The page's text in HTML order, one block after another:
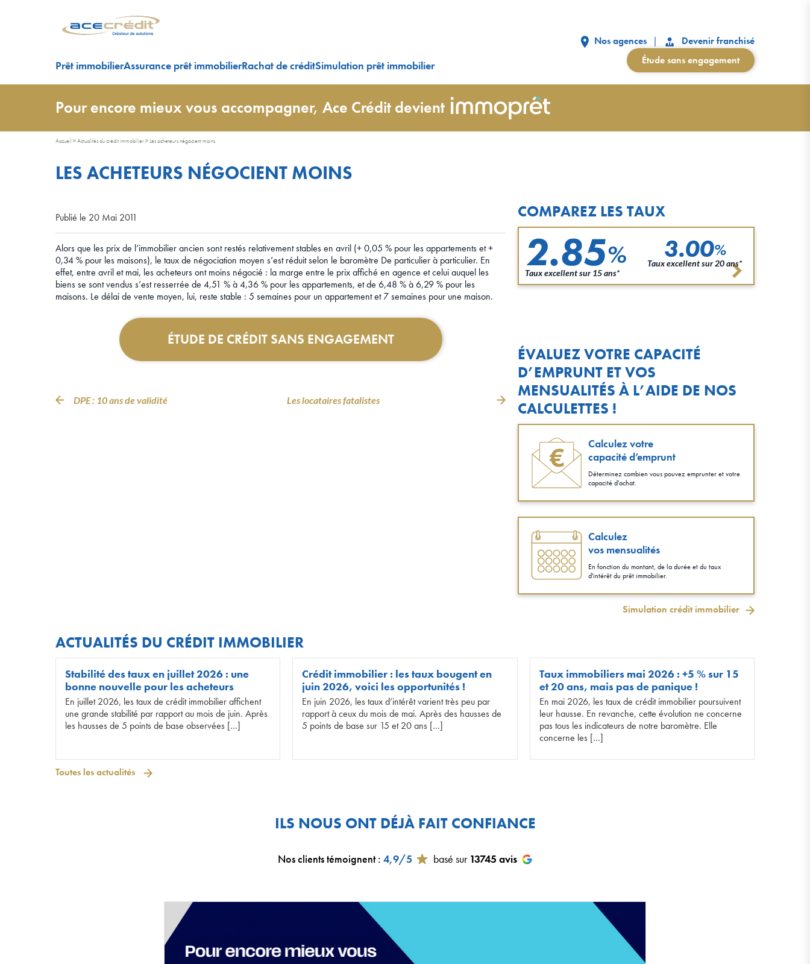
Prêt immobilierAssurance prêt immobilierRachat de créditSimulation prêt immobilier
Nos agences
Devenir franchisé
Étude sans engagement
Pour encore mieux vous accompagner, Ace Crédit devient
Accueil >Actualités du crédit immobilier> Les acheteurs négocient moins
LES ACHETEURS NÉGOCIENT MOINS
Publié le 20 Mai 2011
Alors que les prix de l’immobilier ancien sont restés relativement stables en avril (+ 0,05 % pour les appartements et +
0,34 % pour les maisons), le taux de négociation moyen s’est réduit selon le baromètre De particulier à particulier. En
effet, entre avril et mai, les acheteurs ont moins négocié : la marge entre le prix affiché en agence et celui auquel les
biens se sont vendus s’est resserrée de 4,51 % à 4,36 % pour les appartements, et de 6,48 % à 6,29 % pour les
maisons. Le délai de vente moyen, lui, reste stable : 5 semaines pour un appartement et 7 semaines pour une maison.
ÉTUDE DE CRÉDIT SANS ENGAGEMENT
DPE : 10 ans de validité Les locataires fatalistes
COMPAREZ LES TAUX
2.85%
Taux excellent sur 15 ans*
3.00%
Taux excellent sur 20 ans*
ÉVALUEZ VOTRE CAPACITÉ
D’EMPRUNT ET VOS
MENSUALITÉS À L’AIDE DE NOS
CALCULETTES !
Calculez votre
capacité d’emprunt
Déterminez combien vous pouvez emprunter et votre
capacité d'achat.
Calculez
vos mensualités
En fonction du montant, de la durée et du taux
d'intérêt du prêt immobilier.
Simulation crédit immobilier
ACTUALITÉS DU CRÉDIT IMMOBILIER
Stabilité des taux en juillet 2026 : une
bonne nouvelle pour les acheteurs
En juillet 2026, les taux de crédit immobilier affichent
une grande stabilité par rapport au mois de juin. Après
les hausses de 5 points de base observées […]
Crédit immobilier : les taux bougent en
juin 2026, voici les opportunités !
En juin 2026, les taux d’intérêt varient très peu par
rapport à ceux du mois de mai. Après des hausses de
5 points de base sur 15 et 20 ans […]
Taux immobiliers mai 2026 : +5 % sur 15
et 20 ans, mais pas de panique !
En mai 2026, les taux de crédit immobilier poursuivent
leur hausse. En revanche, cette évolution ne concerne
pas tous les indicateurs de notre baromètre. Elle
concerne les […]
Toutes les actualités
ILS NOUS ONT DÉJÀ FAIT CONFIANCE
Nos clients témoignent: 4,9/5 basé sur 13745 avis